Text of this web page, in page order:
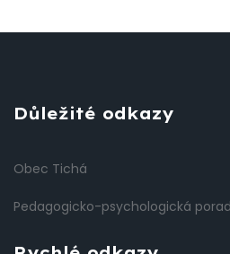
Důležité odkazy
Obec Tichá
Pedagogicko-psychologická